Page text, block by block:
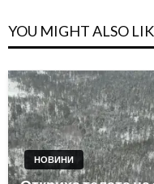
YOU MIGHT ALSO
НОВИНИ